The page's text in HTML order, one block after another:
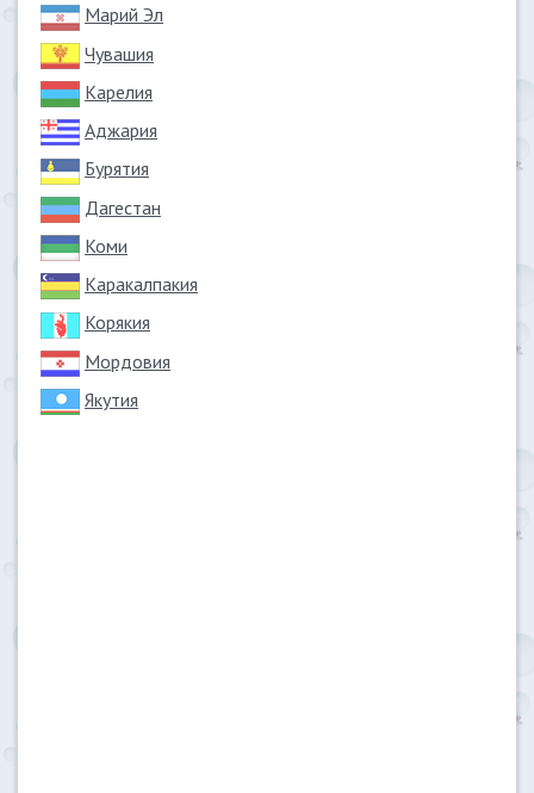
Марий Эл
Чувашия
Карелия
Аджария
Бурятия
Дагестан
Коми
Каракалпакия
Корякия
Мордовия
Якутия